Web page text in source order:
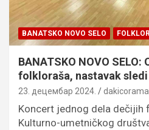
BANATSKO NOVO SELO
BANATSKO NOVO
folkloraša, nastavak
23. децембар 2024. dakicorama
Koncert jednog dela dečijih
Kulturno-umetničkog